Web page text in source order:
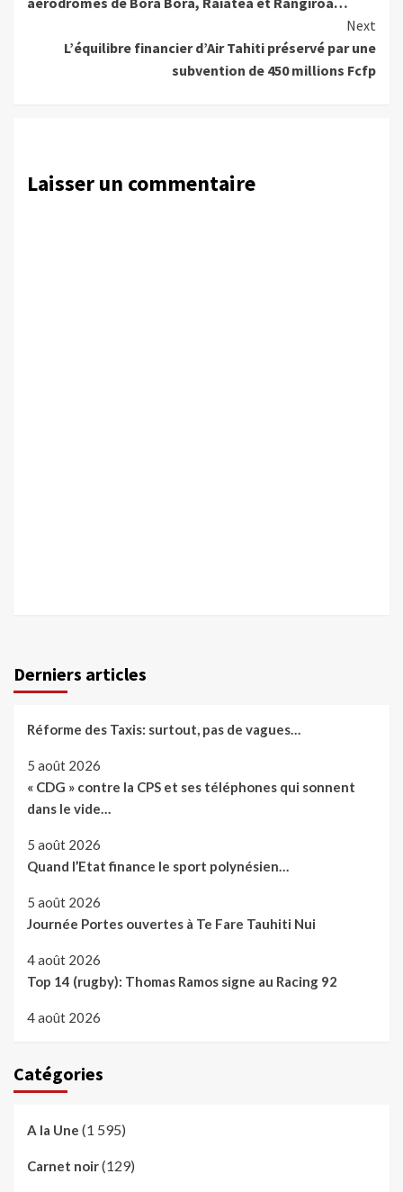
Next
L’équilibre financier d’Air Tahiti préservé par une
subvention de 450 millions Fcfp
Laisser un commentaire
Derniers articles
Réforme des Taxis: surtout, pas de vagues…
5 août 2026
« CDG » contre la CPS et ses téléphones qui sonnent
dans le vide…
5 août 2026
Quand l’Etat finance le sport polynésien…
5 août 2026
Journée Portes ouvertes à Te Fare Tauhiti Nui
4 août 2026
Top 14 (rugby): Thomas Ramos signe au Racing 92
4 août 2026
Catégories
A la Une (1 595)
Carnet noir(129)